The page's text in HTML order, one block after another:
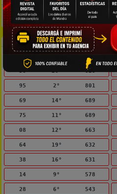
Pares: 0-2-4-6-8. Impares: 1-3-5-7-9.
Menores: 0-1-2-3-4. Mayores: 5-6-7-8-9.
Ambos atrasados en la ubicación exacta
Sin salir
58 20° 828
95 2° 801
69 14° 689
75 11° 689
08 12° 663
64 19° 632
38 16° 631
14 9° 578
28 6° 543